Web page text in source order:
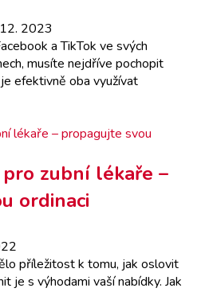
2023
a TikTok ve svých
musíte nejdříve pochopit
efektivně oba využívat
zubní lékaře –
ordinaci
příležitost k tomu, jak oslovit
je s výhodami vaší nabídky. Jak